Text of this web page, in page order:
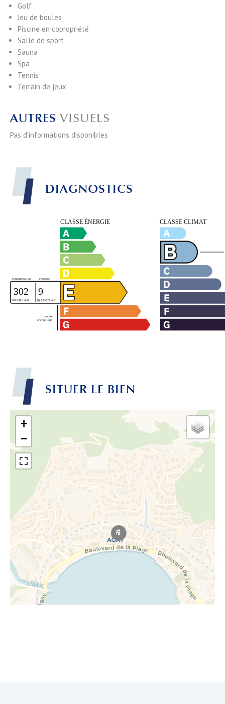
Golf
Jeu de boules
Piscine en copropriété
Salle de sport
Sauna
Spa
Tennis
Terrain de jeux
AUTRES VISUELS
Pas d'informations disponibles
DIAGNOSTICS
SITUER LE BIEN
+
−